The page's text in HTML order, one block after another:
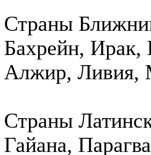
Страны
Бахрейн,
Алжир, Ливия,
Страны
Гайана,